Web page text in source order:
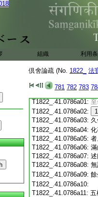
組織 利用
倶舍論疏 (No. 1822_ 法
781 782 783
T1822_.41.0785c19:論
T1822_.41.0785c20:
T1822_.41.0785c21:
T1822_.41.0785c22:
T1822_.41.0785c25:儀
T1822_.41.0785c26:
T1822_.41.0785c27:界
T1822_.41.0785c28:
T1822_.41.0786a01:
T1822_.41.0786a02:
1
T1822_.41.0786a03:
T1822_.41.0786a04: 化
T1822_.41.0786a05:
T1822_.41.0786a06:
T1822_.41.0786a07:
T1822_.41.0786a08:
T1822_.41.0786a09:
T1822_.41.0786a10:
T1822_.41.0786a11: 五